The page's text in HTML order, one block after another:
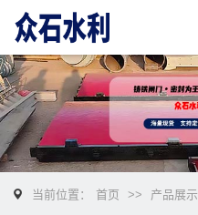
当前位置： 首页 >> 产品展示